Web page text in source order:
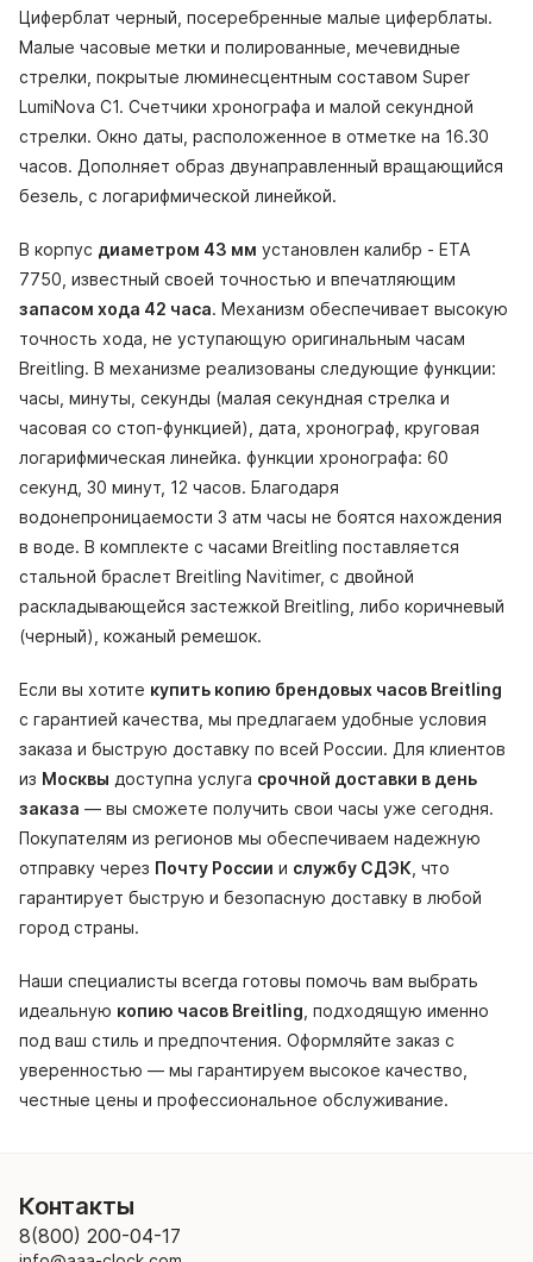
Циферблат черный, посеребренные малые циферблаты.
Малые часовые метки и полированные, мечевидные
стрелки, покрытые люминесцентным составом Super
LumiNova С1. Счетчики хронографа и малой секундной
стрелки. Окно даты, расположенное в отметке на 16.30
часов. Дополняет образ двунаправленный вращающийся
безель, с логарифмической линейкой.
В корпус диаметром 43 мм установлен калибр - ETA
7750, известный своей точностью и впечатляющим
запасом хода 42 часа. Механизм обеспечивает высокую
точность хода, не уступающую оригинальным часам
Breitling. В механизме реализованы следующие функции:
часы, минуты, секунды (малая секундная стрелка и
часовая со стоп-функцией), дата, хронограф, круговая
логарифмическая линейка. функции хронографа: 60
секунд, 30 минут, 12 часов. Благодаря
водонепроницаемости 3 атм часы не боятся нахождения
в воде. В комплекте с часами Breitling поставляется
стальной браслет Breitling Navitimer, с двойной
раскладывающейся застежкой Breitling, либо коричневый
(черный), кожаный ремешок.
Если вы хотите купить копию брендовых часов Breitling
с гарантией качества, мы предлагаем удобные условия
заказа и быструю доставку по всей России. Для клиентов
из Москвы доступна услуга срочной доставки в день
заказа — вы сможете получить свои часы уже сегодня.
Покупателям из регионов мы обеспечиваем надежную
отправку через Почту России и службу СДЭК , что
гарантирует быструю и безопасную доставку в любой
город страны.
Наши специалисты всегда готовы помочь вам выбрать
идеальную копию часов Breitling , подходящую именно
под ваш стиль и предпочтения. Оформляйте заказ с
уверенностью — мы гарантируем высокое качество,
честные цены и профессиональное обслуживание.
Контакты
8(800) 200-04-17